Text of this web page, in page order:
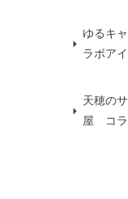
ゆるキ
ラボア
天穂の
屋 コラ